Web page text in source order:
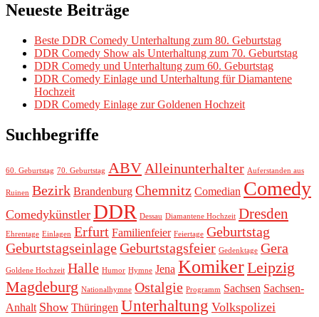
Neueste Beiträge
Beste DDR Comedy Unterhaltung zum 80. Geburtstag
DDR Comedy Show als Unterhaltung zum 70. Geburtstag
DDR Comedy und Unterhaltung zum 60. Geburtstag
DDR Comedy Einlage und Unterhaltung für Diamantene
Hochzeit
DDR Comedy Einlage zur Goldenen Hochzeit
Suchbegriffe
60. Geburtstag 70. Geburtstag ABV Alleinunterhalter Auferstanden aus
Ruinen Bezirk Brandenburg Chemnitz Comedian Comedy
Comedykünstler DDR Dessau Diamantene Hochzeit Dresden
Ehrentage Einlagen Erfurt Familienfeier Feiertage Geburtstag
GeburtstagseinlageGeburtstagsfeier Gedenktage Gera
Goldene Hochzeit Halle Humor Hymne Jena KomikerLeipzig
Magdeburg Nationalhymne Ostalgie Programm Sachsen Sachsen-
Anhalt Show Thüringen Unterhaltung Volkspolizei